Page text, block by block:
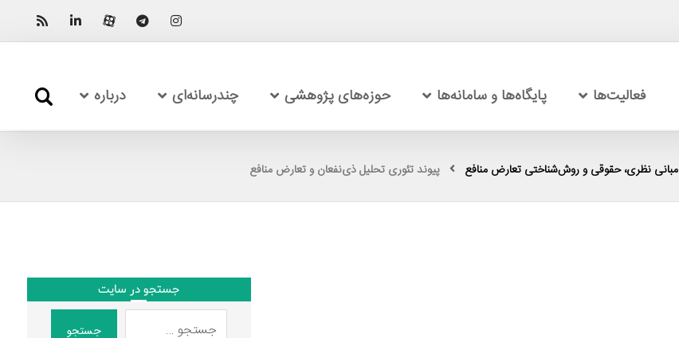
فعالیت‌ها پایگاه‌ها و سامانه‌ها حوزه‌های پژوهشی چندرسانه‌ای درباره
مبانی نظری، حقوقی و روش‌شناختی تعارض منافع پیوند تئوری تحلیل ذی‌نفعان و تعارض منافع
جستجو در سایت
جستجو